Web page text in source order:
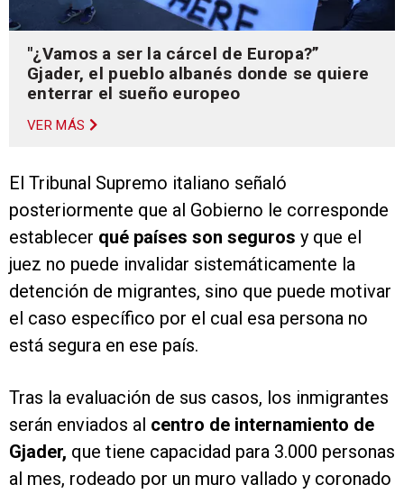
"¿Vamos a ser la cárcel de Europa?”
Gjader, el pueblo albanés donde se quiere
enterrar el sueño europeo
VER MÁS
El Tribunal Supremo italiano señaló
posteriormente que al Gobierno le corresponde
establecer qué países son seguros y que el
juez no puede invalidar sistemáticamente la
detención de migrantes, sino que puede motivar
el caso específico por el cual esa persona no
está segura en ese país.
Tras la evaluación de sus casos, los inmigrantes
serán enviados al centro de internamiento de
Gjader, que tiene capacidad para 3.000 personas
al mes, rodeado por un muro vallado y coronado